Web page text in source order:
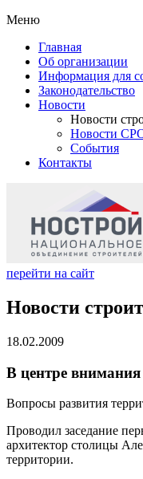
Меню
Главная
Об организации
Информация для
Законодательство
Новости
Новости
Новости
События
Контакты
перейти на сайт
Новости
18.02.2009
В центре
Вопросы развития
Проводил заседание
архитектор столицы
территории.